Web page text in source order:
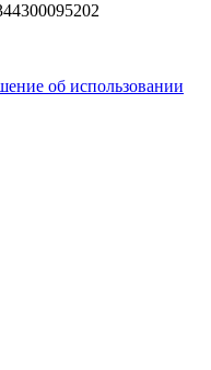
об использовании